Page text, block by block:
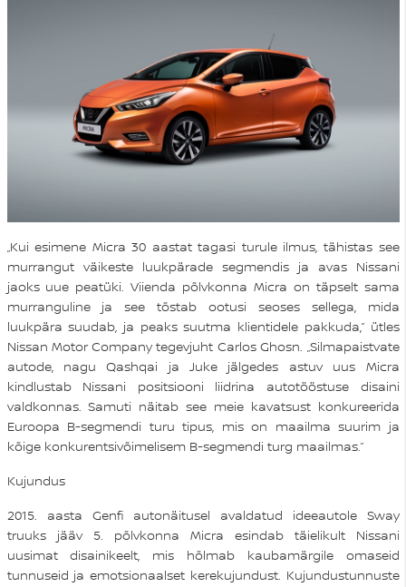
„Kui esimene Micra 30 aastat tagasi turule ilmus, tähistas see
murrangut väikeste luukpärade segmendis ja avas Nissani
jaoks uue peatüki. Viienda põlvkonna Micra on täpselt sama
murranguline ja see tõstab ootusi seoses sellega, mida
luukpära suudab, ja peaks suutma klientidele pakkuda,” ütles
Nissan Motor Company tegevjuht Carlos Ghosn. „Silmapaistvate
autode, nagu Qashqai ja Juke jälgedes astuv uus Micra
kindlustab Nissani positsiooni liidrina autotööstuse disaini
valdkonnas. Samuti näitab see meie kavatsust konkureerida
Euroopa B-segmendi turu tipus, mis on maailma suurim ja
kõige konkurentsivõimelisem B-segmendi turg maailmas.”
Kujundus
2015. aasta Genfi autonäitusel avaldatud ideeautole Sway
truuks jääv 5. põlvkonna Micra esindab täielikult Nissani
uusimat disainikeelt, mis hõlmab kaubamärgile omaseid
tunnuseid ja emotsionaalset kerekujundust. Kujundustunnuste